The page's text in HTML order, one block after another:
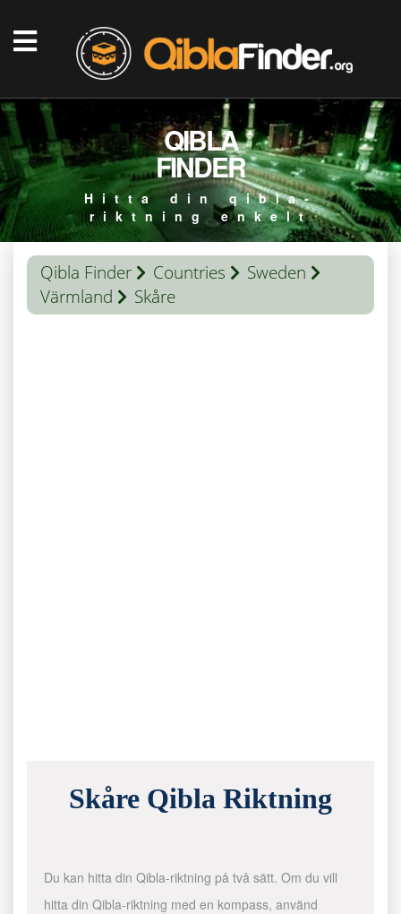
QIBLA
FINDER
Hitta din qibla-
riktning enkelt
Qibla Finder Countries
Sweden
Värmland
Skåre
Skåre Qibla Riktning
Du kan hitta din Qibla-riktning på två sätt. Om du vill
hitta din Qibla-riktning med en kompass, använd